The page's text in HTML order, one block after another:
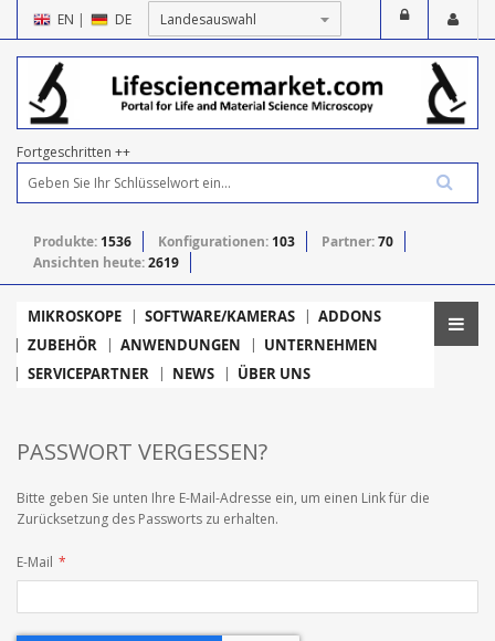
EN | DE
Fortgeschritten ++
Produkte: 1536 Konfigurationen: 103 Partner:70
Ansichten heute:2619
MIKROSKOPE SOFTWARE/KAMERAS
ADDONS
ZUBEHÖR
ANWENDUNGEN
UNTERNEHMEN
SERVICEPARTNER
NEWS ÜBER UNS
PASSWORT VERGESSEN?
Bitte geben Sie unten Ihre E-Mail-Adresse ein, um einen Link für die
Zurücksetzung des Passworts zu erhalten.
E-Mail